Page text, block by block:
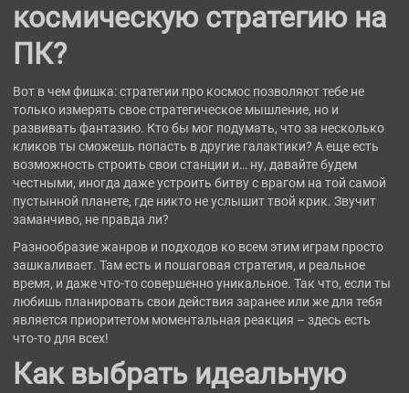
космическую стратегию на
ПК?
Вот в чем фишка: стратегии про космос позволяют тебе не
только измерять свое стратегическое мышление, но и
развивать фантазию. Кто бы мог подумать, что за несколько
кликов ты сможешь попасть в другие галактики? А еще есть
возможность строить свои станции и… ну, давайте будем
честными, иногда даже устроить битву с врагом на той самой
пустынной планете, где никто не услышит твой крик. Звучит
заманчиво, не правда ли?
Разнообразие жанров и подходов ко всем этим играм просто
зашкаливает. Там есть и пошаговая стратегия, и реальное
время, и даже что-то совершенно уникальное. Так что, если ты
любишь планировать свои действия заранее или же для тебя
является приоритетом моментальная реакция – здесь есть
что-то для всех!
Как выбрать идеальную